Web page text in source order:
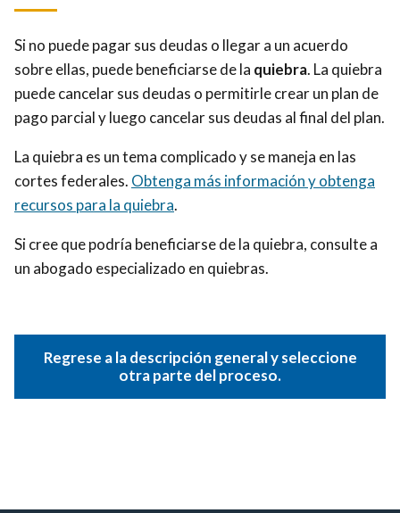
Si no puede pagar sus deudas o llegar a un acuerdo
sobre ellas, puede beneficiarse de la quiebra. La quiebra
puede cancelar sus deudas o permitirle crear un plan de
pago parcial y luego cancelar sus deudas al final del plan.
La quiebra es un tema complicado y se maneja en las
cortes federales. Obtenga más información y obtenga
recursos para la quiebra.
Si cree que podría beneficiarse de la quiebra, consulte a
un abogado especializado en quiebras.
Regrese a la descripción general y seleccione
otra parte del proceso.